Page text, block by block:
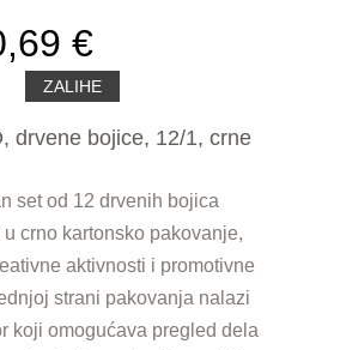
€
ZALIHE
drvene bojice, 12/1, crne
set od 12 drvenih bojica
crno kartonsko pakovanje,
aktivnosti i promotivne
strani pakovanja nalazi
koji omogućava pregled dela